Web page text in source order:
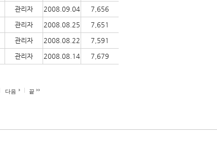
관리자 2008.09.04 7,656
관리자 2008.08.25 7,651
관리자 2008.08.22 7,591
관리자 2008.08.14 7,679
다음 끝